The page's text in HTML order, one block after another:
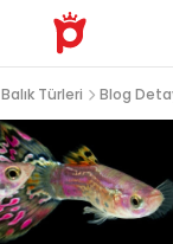
Balık Türleri Blog